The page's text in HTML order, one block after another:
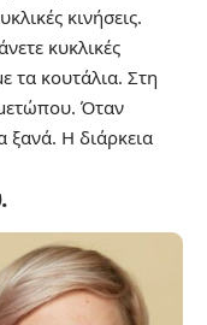
κινήσεις.
κυκλικές
τα κουτάλια. Στη
Όταν
ξανά. Η διάρκεια